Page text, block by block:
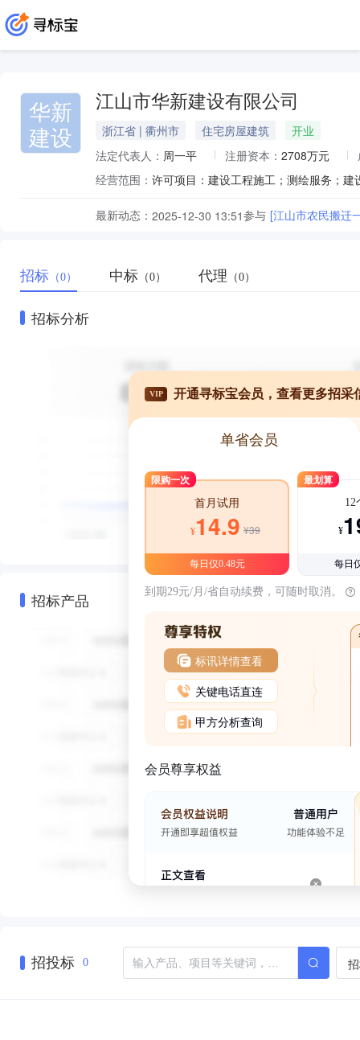
华新
建设
江山市华新建设有限公司
浙江省 | 衢州市 住宅房屋建筑
开业
法定代表人： 周一平 注册资本： 2708万元
经营范围：
最新动态： 2025-12-30 13:51参与 [江山市农民搬迁
招标 （0） 中标 （0） 代理 （0）
招标分析
招标产品
VIP 开通寻标宝会员，查看更多招采
单省会员
限购一次
首月试用
¥14.9 ¥39
每日仅0.48元
最划算
12
¥
每日
到期29元/月/省自动续费，可随时取消。
标讯详情查看
关键电话直连
甲方分析查询
会员尊享权益
招投标 0